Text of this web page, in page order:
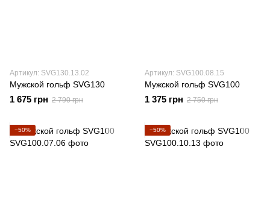
Артикул: SVG130.13.02
Мужской гольф SVG130
1 675 грн 2 790 грн
Артикул: SVG100.08.15
Мужской гольф SVG100
1 375 грн 2 750 грн
−50% −50%